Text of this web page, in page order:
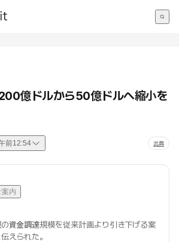
億ドルから50億ドルへ縮小を
前12:54 出典
案内
資金調達規模を従来計画より引き下げる案
えられた。